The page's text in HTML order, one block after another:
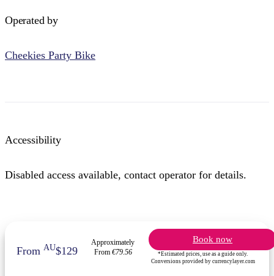
Operated by
Cheekies Party Bike
Accessibility
Disabled access available, contact operator for details.
From AU$129
Approximately
From €79.56
Book now
*Estimated prices, use as a guide only.
Conversions provided by currencylayer.com